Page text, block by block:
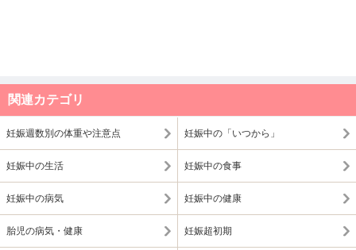
関連カテゴリ
妊娠週数別の体重や注意点 妊娠中の「いつから」
妊娠中の生活 妊娠中の食事
妊娠中の病気 妊娠中の健康
胎児の病気・健康 妊娠超初期